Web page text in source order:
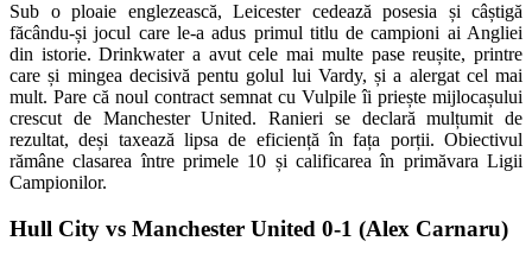
Sub o ploaie englezească, Leicester cedează posesia și câștigă
făcându-și jocul care le-a adus primul titlu de campioni ai Angliei
din istorie. Drinkwater a avut cele mai multe pase reușite, printre
care și mingea decisivă pentu golul lui Vardy, și a alergat cel mai
mult. Pare că noul contract semnat cu Vulpile îi priește mijlocașului
crescut de Manchester United. Ranieri se declară mulțumit de
rezultat, deși taxează lipsa de eficiență în fața porții. Obiectivul
rămâne clasarea între primele 10 și calificarea în primăvara Ligii
Campionilor.
Hull City vs Manchester United 0-1 (Alex Carnaru)